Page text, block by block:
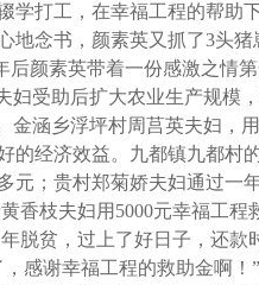
学打工，在幸福工程的帮助
地念书，颜素英又抓了3头猪
后颜素英带着一份感激之情
受助后扩大农业生产规模
金涵乡浮坪村周莒英夫妇，
的经济效益。九都镇九都村
元；贵村郑菊娇夫妇通过一
香枝夫妇用 5000元幸福工程
脱贫，过上了好日子，还款
感谢幸福工程的救助金啊！